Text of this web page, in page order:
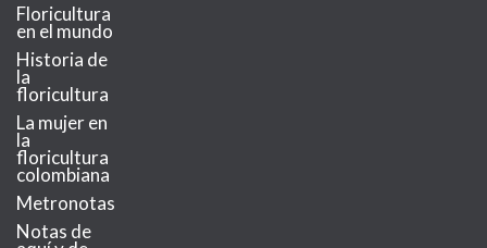
Floricultura
en el mundo
Historia de
la
floricultura
La mujer en
la
floricultura
colombiana
Metronotas
Notas de